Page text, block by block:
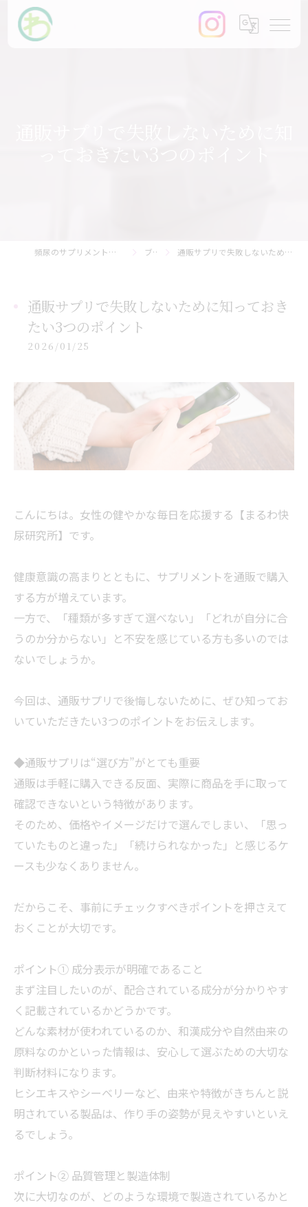
頻尿のサプリメントなら【まるわ快尿研究所】 ブログ 通販サプリで失敗しないために知っておきたい3つのポイント
通販サプリで失敗しないために知っておき
たい3つのポイント
2026/01/25
こんにちは。女性の健やかな毎日を応援する【まるわ快
尿研究所】です。
健康意識の高まりとともに、サプリメントを通販で購入
する方が増えています。
一方で、「種類が多すぎて選べない」「どれが自分に合
うのか分からない」と不安を感じている方も多いのでは
ないでしょうか。
今回は、通販サプリで後悔しないために、ぜひ知ってお
いていただきたい3つのポイントをお伝えします。
◆通販サプリは“選び方”がとても重要
通販は手軽に購入できる反面、実際に商品を手に取って
確認できないという特徴があります。
そのため、価格やイメージだけで選んでしまい、「思っ
ていたものと違った」「続けられなかった」と感じるケ
ースも少なくありません。
だからこそ、事前にチェックすべきポイントを押さえて
おくことが大切です。
ポイント① 成分表示が明確であること
まず注目したいのが、配合されている成分が分かりやす
く記載されているかどうかです。
どんな素材が使われているのか、和漢成分や自然由来の
原料なのかといった情報は、安心して選ぶための大切な
判断材料になります。
ヒシエキスやシーベリーなど、由来や特徴がきちんと説
明されている製品は、作り手の姿勢が見えやすいといえ
るでしょう。
ポイント② 品質管理と製造体制
次に大切なのが、どのような環境で製造されているかと